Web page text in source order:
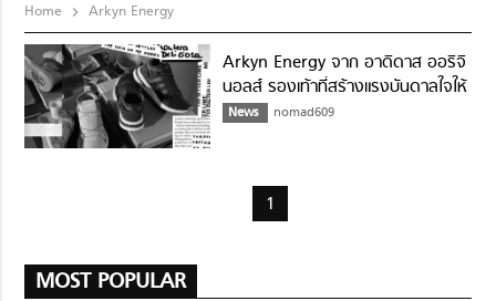
Home Arkyn Energy
Arkyn Energy จาก อาดิดาส ออริจิ
นอลส์ รองเท้าที่สร้างแรงบันดาลใจให้
สาวๆปลดปล่อยความเป็นตัวเอง
News nomad609
1
MOST POPULAR